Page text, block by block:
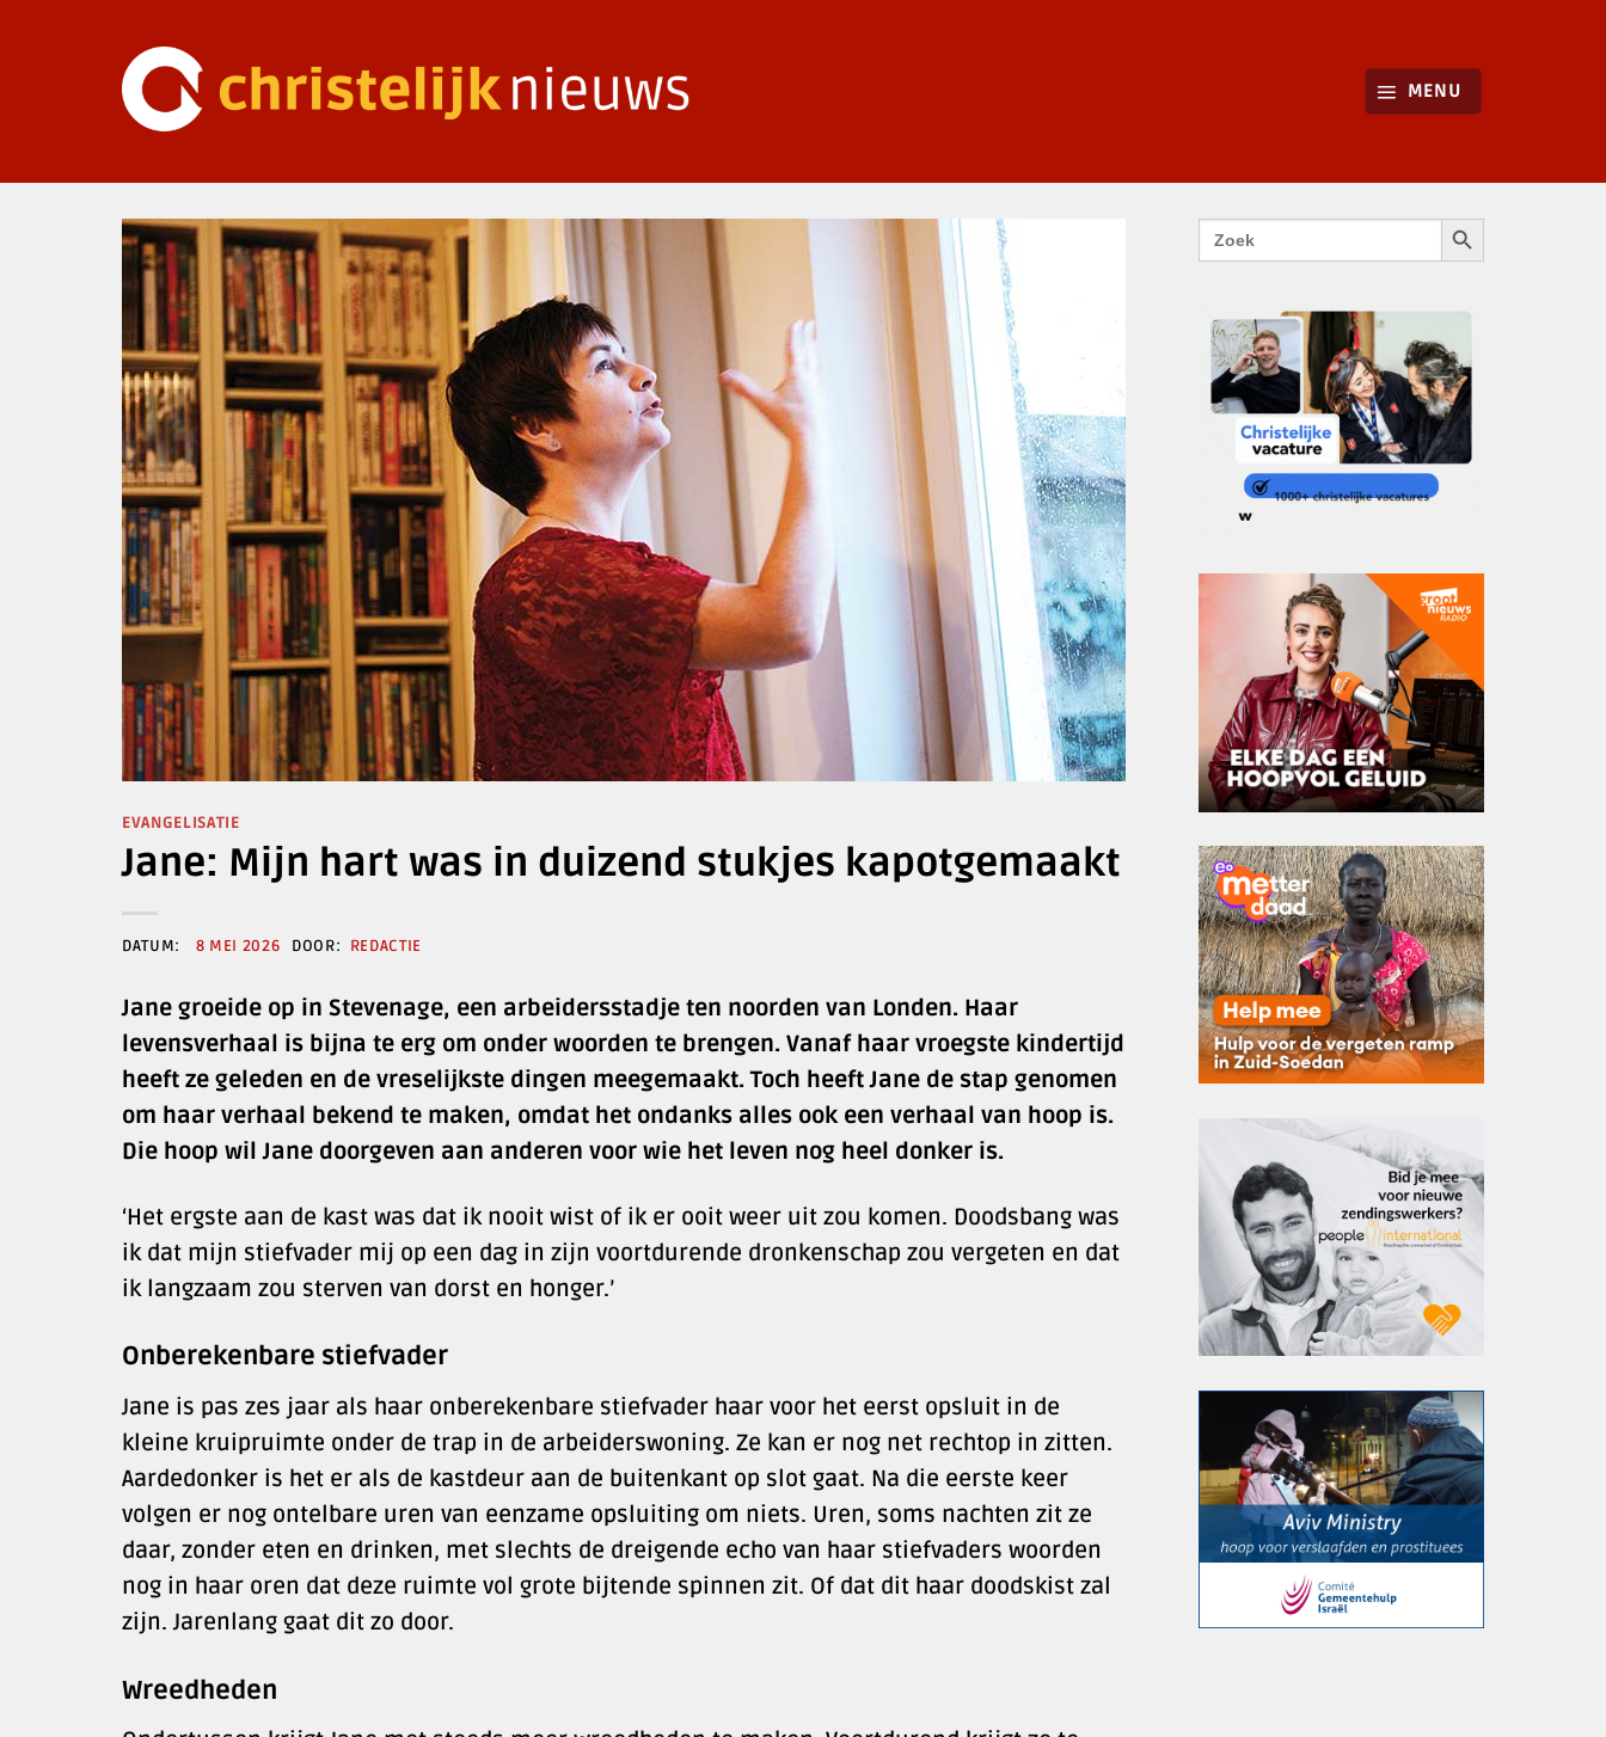
MENU
EVANGELISATIE
Jane: Mijn hart was in duizend stukjes kapotgemaakt
8 MEI 2026 REDACTIE
Jane groeide op in Stevenage, een arbeidersstadje ten noorden van Londen. Haar
levensverhaal is bijna te erg om onder woorden te brengen. Vanaf haar vroegste kindertijd
heeft ze geleden en de vreselijkste dingen meegemaakt. Toch heeft Jane de stap genomen
om haar verhaal bekend te maken, omdat het ondanks alles ook een verhaal van hoop is.
Die hoop wil Jane doorgeven aan anderen voor wie het leven nog heel donker is.
‘Het ergste aan de kast was dat ik nooit wist of ik er ooit weer uit zou komen. Doodsbang was
ik dat mijn stiefvader mij op een dag in zijn voortdurende dronkenschap zou vergeten en dat
ik langzaam zou sterven van dorst en honger.’
Onberekenbare stiefvader
Jane is pas zes jaar als haar onberekenbare stiefvader haar voor het eerst opsluit in de
kleine kruipruimte onder de trap in de arbeiderswoning. Ze kan er nog net rechtop in zitten.
Aardedonker is het er als de kastdeur aan de buitenkant op slot gaat. Na die eerste keer
volgen er nog ontelbare uren van eenzame opsluiting om niets. Uren, soms nachten zit ze
daar, zonder eten en drinken, met slechts de dreigende echo van haar stiefvaders woorden
nog in haar oren dat deze ruimte vol grote bijtende spinnen zit. Of dat dit haar doodskist zal
zijn. Jarenlang gaat dit zo door.
Wreedheden
Zoek
naar:
ZOEKKNOP